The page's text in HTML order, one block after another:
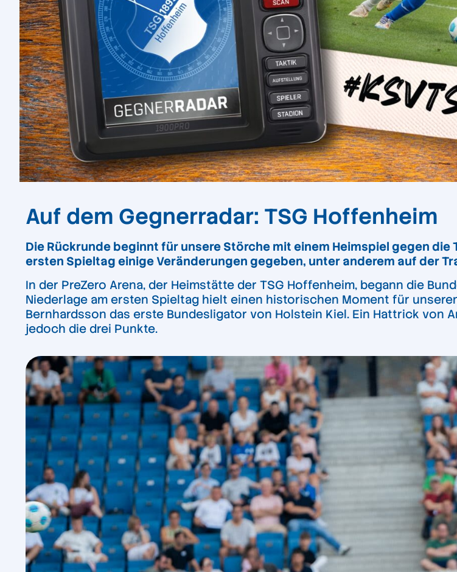
Auf dem Gegnerradar: TSG Hoffenheim
Die Rückrunde beginnt für unsere Störche mit einem Heimspiel gegen die
ersten Spieltag einige Veränderungen gegeben, unter anderem auf der
In der PreZero Arena, der Heimstätte der TSG Hoffenheim, begann die
Niederlage am ersten Spieltag hielt einen historischen Moment für
Bernhardsson das erste Bundesligator von Holstein Kiel. Ein Hattrick von
jedoch die drei Punkte.